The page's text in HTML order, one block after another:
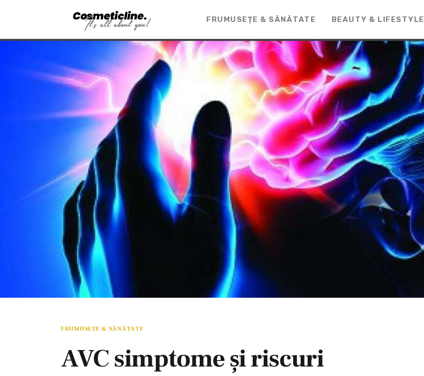
FRUMUSEȚE & SĂNĂTATE BEAUTY & LIFESTYLE
CosmeticLine.
It's all about you!
Frumusețe & Sănătate
Beauty & LifeStyle
Cosmetică Medicală
Anti Aging Medicine
FRUMUSEȚE & SĂNĂTATE
AVC simptome și riscuri